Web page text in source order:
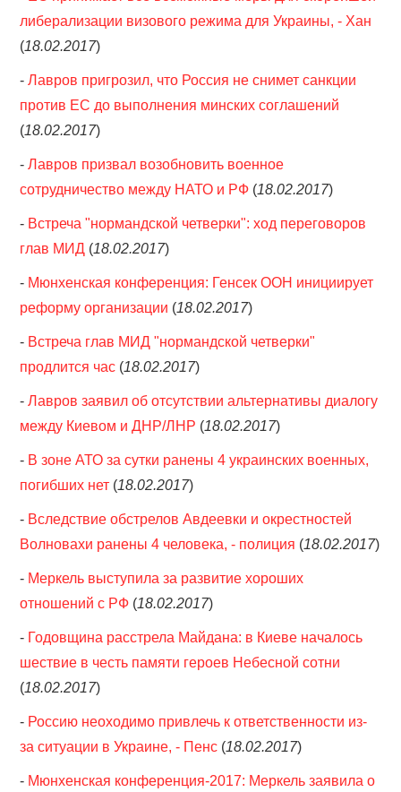
либерализации визового режима для Украины, - Хан
(18.02.2017)
-Лавров пригрозил, что Россия не снимет санкции
против ЕС до выполнения минских соглашений
(18.02.2017)
-Лавров призвал возобновить военное
сотрудничество между НАТО и РФ (18.02.2017)
- Встреча "нормандской четверки": ход переговоров
глав МИД (18.02.2017)
- Мюнхенская конференция: Генсек ООН инициирует
реформу организации (18.02.2017)
- Встреча глав МИД "нормандской четверки"
продлится час (18.02.2017)
-Лавров заявил об отсутствии альтернативы диалогу
между Киевом и ДНР/ЛНР (18.02.2017)
- В зоне АТО за сутки ранены 4 украинских военных,
погибших нет (18.02.2017)
- Вследствие обстрелов Авдеевки и окрестностей
Волновахи ранены 4 человека, - полиция (18.02.2017)
- Меркель выступила за развитие хороших
отношений с РФ (18.02.2017)
- Годовщина расстрела Майдана: в Киеве началось
шествие в честь памяти героев Небесной сотни
(18.02.2017)
- Россию неоходимо привлечь к ответственности из-
за ситуации в Украине, - Пенс (18.02.2017)
- Мюнхенская конференция-2017: Меркель заявила о